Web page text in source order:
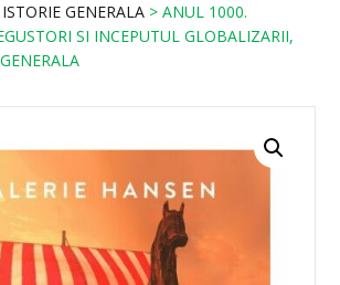
ISTORIE GENERALA > ANUL 1000.
SI INCEPUTUL GLOBALIZARII,